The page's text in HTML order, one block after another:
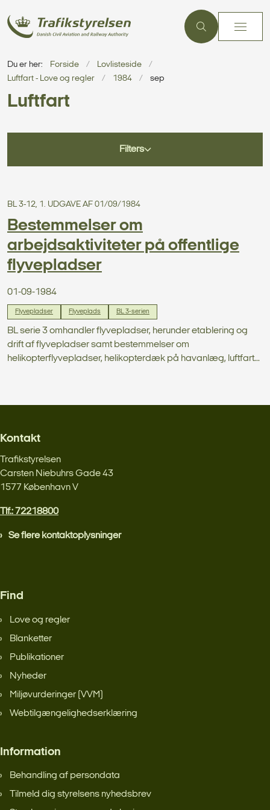
Du er her: Forside
Lovlisteside
Luftfart - Love og regler
1984 sep
Luftfart
Filters
BL 3-12, 1. UDGAVE AF 01/09/1984
Bestemmelser om
arbejdsaktiviteter på offentlige
flyvepladser
01-09-1984
Flyvepladser Flyveplads BL 3-serien
BL serie 3 omhandler flyvepladser, herunder etablering og
drift af flyvepladser samt bestemmelser om
helikopterflyvepladser, helikopterdæk på havanlæg, luftfart...
Kontakt
Trafikstyrelsen
Carsten Niebuhrs Gade 43
1577 København V
Tlf.: 72218800
Se flere kontaktoplysninger
Find
Love og regler
Blanketter
Publikationer
Nyheder
Miljøvurderinger (VVM)
Webtilgængelighedserklæring
Information
Behandling af persondata
Tilmeld dig styrelsens nyhedsbrev